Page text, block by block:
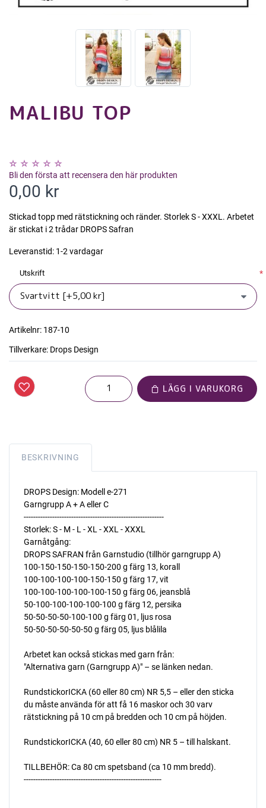
MALIBU TOP
Bli den första att recensera den här produkten
0,00 kr
Stickad topp med rätstickning och ränder. Storlek S - XXXL. Arbetet
är stickat i 2 trådar DROPS Safran
Leveranstid: 1-2 vardagar
Utskrift *
Artikelnr: 187-10
Tillverkare: Drops Design
LÄGG I VARUKORG
BESKRIVNING
DROPS Design: Modell e-271
Garngrupp A + A eller C
-----------------------------------------------------------
Storlek: S - M - L - XL - XXL - XXXL
Garnåtgång:
DROPS SAFRAN från Garnstudio (tillhör garngrupp A)
100-150-150-150-150-200 g färg 13, korall
100-100-100-100-150-150 g färg 17, vit
100-100-100-100-100-150 g färg 06, jeansblå
50-100-100-100-100-100 g färg 12, persika
50-50-50-50-100-100 g färg 01, ljus rosa
50-50-50-50-50-50 g färg 05, ljus blålila
Arbetet kan också stickas med garn från:
"Alternativa garn (Garngrupp A)" – se länken nedan.
RundstickorICKA (60 eller 80 cm) NR 5,5 – eller den sticka
du måste använda för att få 16 maskor och 30 varv
rätstickning på 10 cm på bredden och 10 cm på höjden.
RundstickorICKA (40, 60 eller 80 cm) NR 5 – till halskant.
TILLBEHÖR: Ca 80 cm spetsband (ca 10 mm bredd).
----------------------------------------------------------